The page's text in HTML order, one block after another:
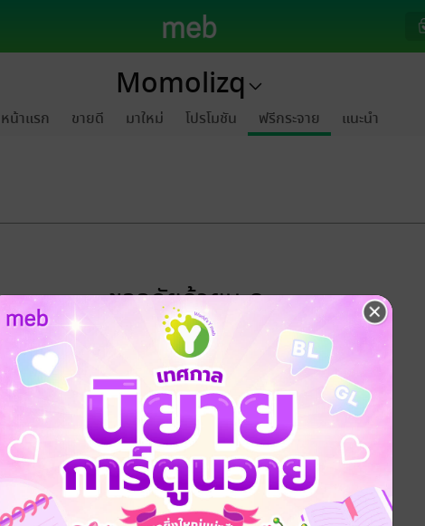
Momolizq
หน้าแรก ขายดี มาใหม่ โปรโมชัน ฟรีกระจาย แนะนำ
ขออภัยด้วยนะคะ
ไม่พบข้อมูลในหัวข้อที่คุณกำลังชมค่ะ